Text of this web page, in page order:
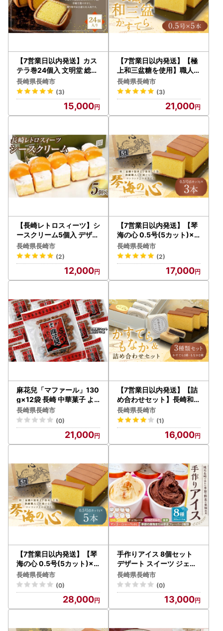
い合わせ窓口までご連絡ください。
【個人情報の取り扱いについて】
品発送に係る確認・連絡、各種お問い合わせ、寄附の使い道
のお知らせの広報等に利用するものであり、それ以外の目的
で使用するものではありません。返礼品発送に関して、必要
最低限の範囲において返礼品取扱い事業者に通知します。
【7営業日以内発送】カス
テラ巻24個入 文明堂 総本
店 かすてら 贈り物 お土産
常温
長崎県長崎市
(3)
15,000
【7営業日以内発送】【極
上和三盆糖を使用】職人が
手焼きした長崎カステラ 0
.5号×5本 かすてら カット
なし
長崎県長崎市
(3)
21,000
【長崎レトロスィーツ】シ
ースクリーム5個入 デザー
ト ケーキ
長崎県長崎市
(2)
12,000
【7営業日以内発送】【琴
海の心 0.5号(5カット)×3
本】和三盆糖を限界まで使
用した為、熟練職人しか焼
けない、ワンランク上のか
長崎県長崎市
(2)
17,000
麻花兒「マファール」130
g×12袋 長崎 中華菓子 よ
りより
長崎県長崎市
(0)
21,000
【7営業日以内発送】【詰
め合わせセット】長崎和三
盆かすてら 1号 ＆ 長崎銘
菓の琴海もなか2種×各4個
長崎県長崎市
(1)
16,000
【7営業日以内発送】【琴
海の心 0.5号(5カット)×5
本】和三盆糖を限界まで使
用した為、熟練職人しか焼
けない、ワンランク上のか
長崎県長崎市
(0)
28,000
手作りアイス 8個セット
デザート スイーツ ジェラ
ート シャーベット
長崎県長崎市
(0)
13,000